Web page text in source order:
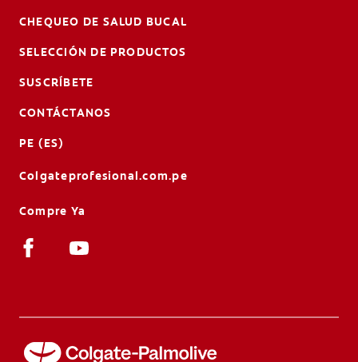
CHEQUEO DE SALUD BUCAL
SELECCIÓN DE PRODUCTOS
SUSCRÍBETE
CONTÁCTANOS
PE (ES)
Colgateprofesional.com.pe
Compre Ya